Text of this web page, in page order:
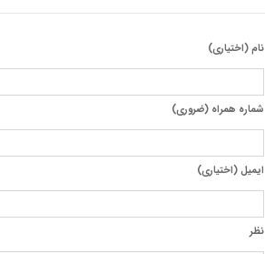
نام (اختیاری)
شماره همراه (ضروری)
ایمیل (اختیاری)
نظر